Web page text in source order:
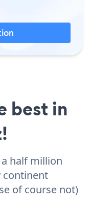
best in
a half million
continent
of course not)